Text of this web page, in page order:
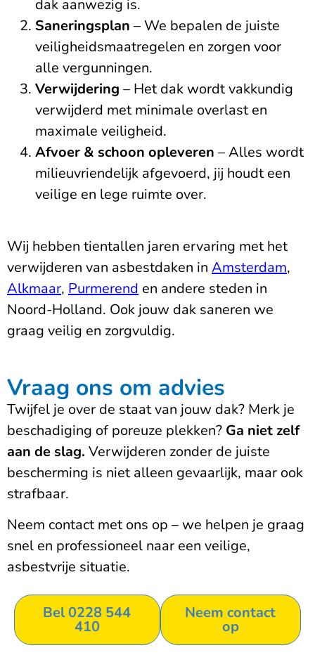
dak aanwezig is.
Saneringsplan – We bepalen de juiste
veiligheidsmaatregelen en zorgen voor
alle vergunningen.
Verwijdering – Het dak wordt vakkundig
verwijderd met minimale overlast en
maximale veiligheid.
Afvoer & schoon opleveren – Alles wordt
milieuvriendelijk afgevoerd, jij houdt een
veilige en lege ruimte over.
Wij hebben tientallen jaren ervaring met het
verwijderen van asbestdaken in Amsterdam,
Alkmaar, Purmerend en andere steden in
Noord-Holland. Ook jouw dak saneren we
graag veilig en zorgvuldig.
Vraag ons om advies
Twijfel je over de staat van jouw dak? Merk je
beschadiging of poreuze plekken? Ga niet zelf
aan de slag. Verwijderen zonder de juiste
bescherming is niet alleen gevaarlijk, maar ook
strafbaar.
Neem contact met ons op – we helpen je graag
snel en professioneel naar een veilige,
asbestvrije situatie.
Bel 0228 544
410
Neem contact
op